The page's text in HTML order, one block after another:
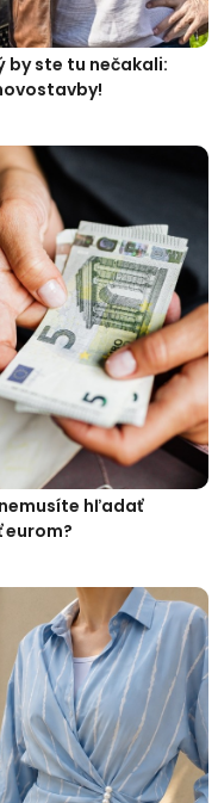
by ste tu nečakali:
hľadať
eurom?